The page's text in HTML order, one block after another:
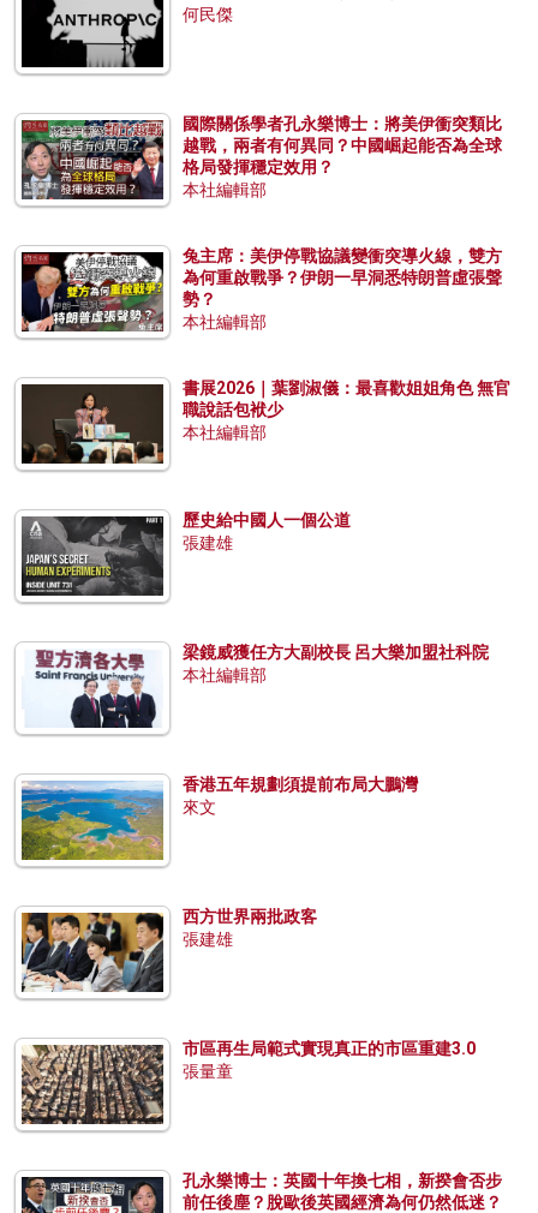
何民傑
國際關係學者孔永樂博士：將美伊衝突類比
越戰，兩者有何異同？中國崛起能否為全球
格局發揮穩定效用？
本社編輯部
兔主席：美伊停戰協議變衝突導火線，雙方
為何重啟戰爭？伊朗一早洞悉特朗普虛張聲
勢？
本社編輯部
書展2026｜葉劉淑儀：最喜歡姐姐角色 無官
職說話包袱少
本社編輯部
歷史給中國人一個公道
張建雄
梁鏡威獲任方大副校長 呂大樂加盟社科院
本社編輯部
香港五年規劃須提前布局大鵬灣
來文
西方世界兩批政客
張建雄
市區再生局範式實現真正的市區重建3.0
張量童
孔永樂博士：英國十年換七相，新揆會否步
前任後塵？脫歐後英國經濟為何仍然低迷？